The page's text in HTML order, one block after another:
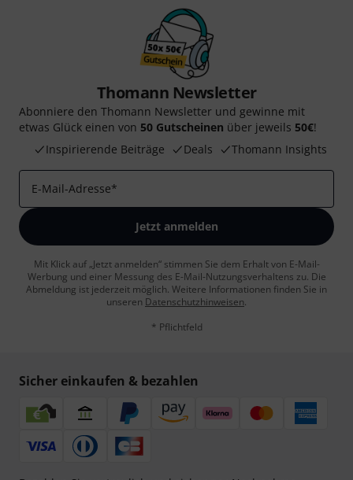
Thomann Newsletter
Abonniere den Thomann Newsletter und gewinne mit
etwas Glück einen von 50 Gutscheinen über jeweils 50€!
Inspirierende Beiträge
Deals Thomann Insights
E-Mail-Adresse*
Jetzt anmelden
Mit Klick auf „Jetzt anmelden“ stimmen Sie dem Erhalt von E-Mail-
Werbung und einer Messung des E-Mail-Nutzungsverhaltens zu. Die
Abmeldung ist jederzeit möglich. Weitere Informationen finden Sie in
unseren Datenschutzhinweisen.
* Pflichtfeld
Sicher einkaufen & bezahlen